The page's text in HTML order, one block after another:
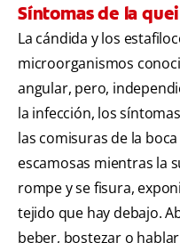
Síntomas de la
La cándida y los
microorganismos
angular, pero,
la infección, los
las comisuras de la
escamosas mientras la
rompe y se fisura,
tejido que hay debajo.
beber, bostezar o